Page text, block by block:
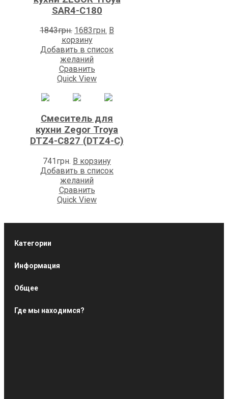
SAR4-C180
1843грн. Первоначальная
цена
составляла
1843грн..
1683грн. Текущая
1683грн..
В
корзину
Добавить в список
желаний
Сравнить
Quick View
Смеситель для
кухни Zegor Troya
DTZ4-C827 (DTZ4-C)
741грн. В корзину
Добавить в список
желаний
Сравнить
Quick View
Категории
Информация
Общее
Где мы находимся?